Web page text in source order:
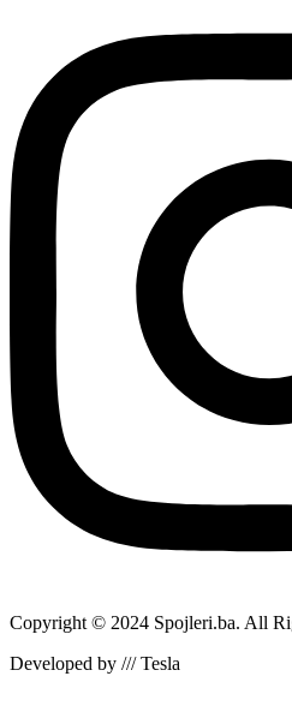
Copyright © 2024 Spojleri.ba. All
Developed by /// Tesla